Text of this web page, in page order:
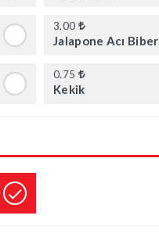
3.00
Jalapone Acı Biber
0.75
Kekik